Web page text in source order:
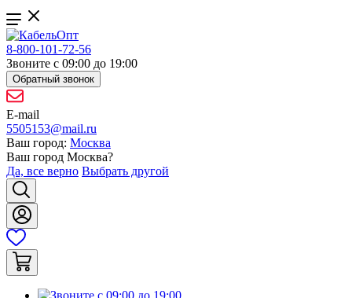
8-800-101-72-56
Звоните с 09:00 до 19:00
Обратный звонок
E-mail
5505153@mail.ru
Ваш город: Москва
Ваш город Москва?
Да, все верно Выбрать другой